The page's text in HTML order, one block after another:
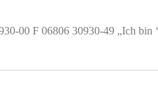
00 F 06806 30930-49 „Ich